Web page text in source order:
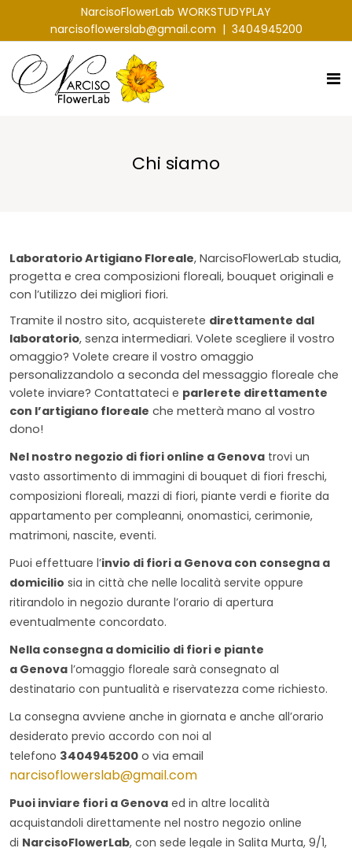
NarcisoFlowerLab WORKSTUDYPLAY
narcisoflowerslab@gmail.com | 3404945200
Chi siamo
Laboratorio Artigiano Floreale, NarcisoFlowerLab studia,
progetta e crea composizioni floreali, bouquet originali e
con l’utilizzo dei migliori fiori.
Tramite il nostro sito, acquisterete direttamente dal
laboratorio, senza intermediari. Volete scegliere il vostro
omaggio? Volete creare il vostro omaggio
personalizzandolo a seconda del messaggio floreale che
volete inviare? Contattateci e parlerete direttamente
con l’artigiano floreale che metterà mano al vostro
dono!
Nel nostro negozio di fiori online a Genova trovi un
vasto assortimento di immagini di bouquet di fiori freschi,
composizioni floreali, mazzi di fiori, piante verdi e fiorite da
appartamento per compleanni, onomastici, cerimonie,
matrimoni, nascite, eventi.
Puoi effettuare l’invio di fiori a Genova con consegna a
domicilio sia in città che nelle località servite oppure
ritirandolo in negozio durante l’orario di apertura
eventualmente concordato.
Nella consegna a domicilio di fiori e piante
a Genova l’omaggio floreale sarà consegnato al
destinatario con puntualità e riservatezza come richiesto.
La consegna avviene anche in giornata e anche all’orario
desiderato previo accordo con noi al
telefono 3404945200 o via email
narcisoflowerslab@gmail.com
Puoi inviare fiori a Genova ed in altre località
acquistandoli direttamente nel nostro negozio online
di NarcisoFlowerLab, con sede legale in Salita Murta, 9/1,